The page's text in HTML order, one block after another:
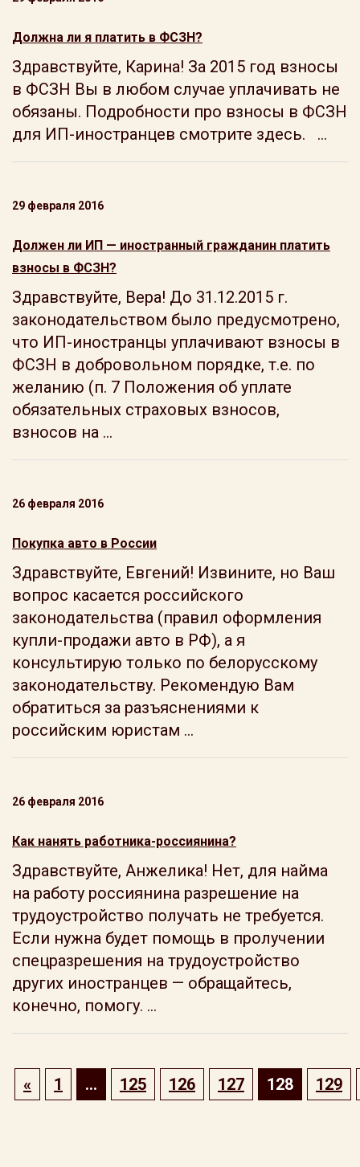
Должна ли я платить в ФСЗН?
Здравствуйте, Карина! За 2015 год взносы
в ФСЗН Вы в любом случае уплачивать не
обязаны. Подробности про взносы в ФСЗН
для ИП-иностранцев смотрите здесь. ...
29 февраля 2016
Должен ли ИП — иностранный гражданин платить
взносы в ФСЗН?
Здравствуйте, Вера! До 31.12.2015 г.
законодательством было предусмотрено,
что ИП-иностранцы уплачивают взносы в
ФСЗН в добровольном порядке, т.е. по
желанию (п. 7 Положения об уплате
обязательных страховых взносов,
взносов на ...
26 февраля 2016
Покупка авто в России
Здравствуйте, Евгений! Извините, но Ваш
вопрос касается российского
законодательства (правил оформления
купли-продажи авто в РФ), а я
консультирую только по белорусскому
законодательству. Рекомендую Вам
обратиться за разъяснениями к
российским юристам ...
26 февраля 2016
Как нанять работника-россиянина?
Здравствуйте, Анжелика! Нет, для найма
на работу россиянина разрешение на
трудоустройство получать не требуется.
Если нужна будет помощь в пролучении
спецразрешения на трудоустройство
других иностранцев — обращайтесь,
конечно, помогу. ...
« 1 … 125 126 127 128 129